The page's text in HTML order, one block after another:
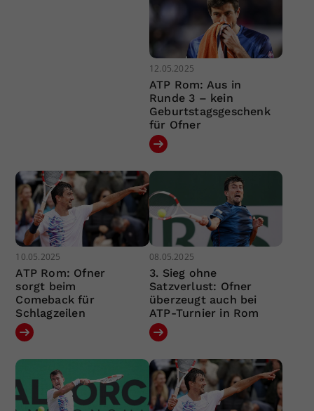
12.05.2025
ATP Rom: Aus in
Runde 3 – kein
Geburtstagsgeschenk
für Ofner
10.05.2025
ATP Rom: Ofner
sorgt beim
Comeback für
Schlagzeilen
08.05.2025
3. Sieg ohne
Satzverlust: Ofner
überzeugt auch bei
ATP-Turnier in Rom